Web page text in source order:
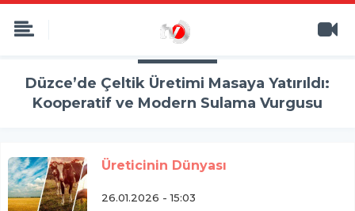
Düzce’de Çeltik Üretimi Masaya Yatırıldı:
Kooperatif ve Modern Sulama Vurgusu
Üreticinin Dünyası
26.01.2026 - 15:03